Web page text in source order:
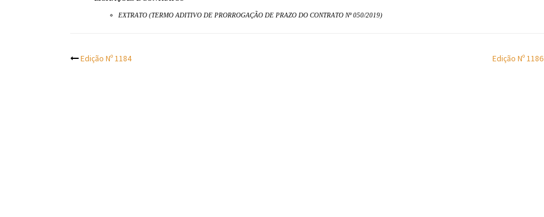
EXTRATO (TERMO ADITIVO DE PRORROGAÇÃO DE PRAZO DO CONTRATO Nº 050/2019)
Post
Edição Nº 1184 Edição Nº 1186